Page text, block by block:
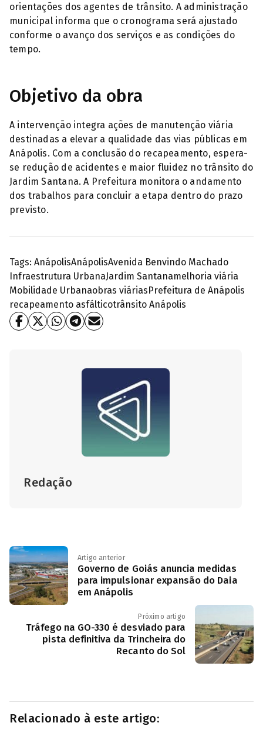
orientações dos agentes de trânsito. A administração
municipal informa que o cronograma será ajustado
conforme o avanço dos serviços e as condições do
tempo.
Objetivo da obra
A intervenção integra ações de manutenção viária
destinadas a elevar a qualidade das vias públicas em
Anápolis. Com a conclusão do recapeamento, espera-
se redução de acidentes e maior fluidez no trânsito do
Jardim Santana. A Prefeitura monitora o andamento
dos trabalhos para concluir a etapa dentro do prazo
previsto.
Tags: AnápolisAnápolisAvenida Benvindo Machado
Infraestrutura UrbanaJardim Santanamelhoria viária
Mobilidade Urbanaobras viáriasPrefeitura de Anápolis
recapeamento asfálticotrânsito Anápolis
Redação
Artigo anterior
Governo de Goiás anuncia medidas
para impulsionar expansão do Daia
em Anápolis
Próximo artigo
Tráfego na GO-330 é desviado para
pista definitiva da Trincheira do
Recanto do Sol
Relacionado à este artigo: